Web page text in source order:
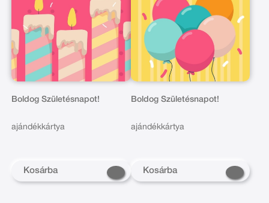
Boldog Születésnapot!
ajándékkártya
Kosárba
Boldog Születésnapot!
ajándékkártya
Kosárba